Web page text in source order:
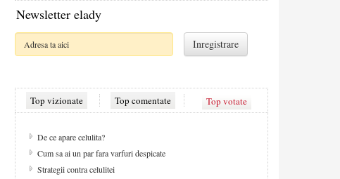
Newsletter elady
Top vizionate Top comentate Top votate
De ce apare celulita?
Cum sa ai un par fara varfuri despicate
Strategii contra celulitei